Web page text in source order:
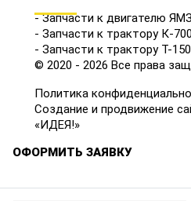
- Запчасти к двигателю ЯМЗ
- Запчасти к трактору К-
- Запчасти к трактору Т-
© 2020 - 2026 Все права
Политика
Создание и продвижение
«ИДЕЯ!»
ОФОРМИТЬ ЗАЯВКУ